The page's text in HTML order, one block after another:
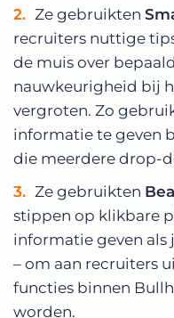
Ze gebruikten
recruiters nuttige
de muis over
nauwkeurigheid bij
vergroten. Zo
informatie te geven
die meerdere drop-
Ze gebruikten
stippen op klikbare
informatie geven als
– om aan recruiters
functies binnen
worden.